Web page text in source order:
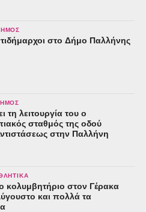
στο Δήμο Παλλήνης
τη λειτουργία του ο
σταθμός της οδού
στην Παλλήνη
κολυμβητήριο στον Γέρακα
και πολλά τα